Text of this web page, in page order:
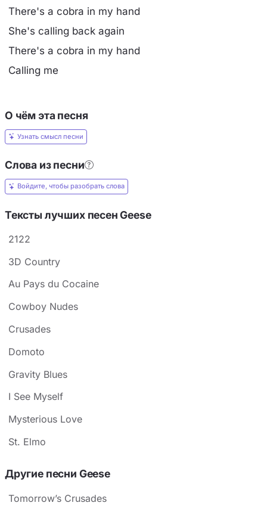
There's a cobra in my hand
She's calling back again
There's a cobra in my hand
Calling me
О чём эта песня
Узнать смысл песни
Слова из песни
Войдите, чтобы разобрать слова
Тексты лучших песен Geese
2122
3D Country
Au Pays du Cocaine
Cowboy Nudes
Crusades
Domoto
Gravity Blues
I See Myself
Mysterious Love
St. Elmo
Другие песни Geese
Tomorrow’s Crusades